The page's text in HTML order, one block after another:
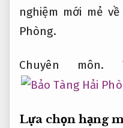
nghiệm mới mẻ
Phòng.
Chuyên môn.
Lựa chọn hạng